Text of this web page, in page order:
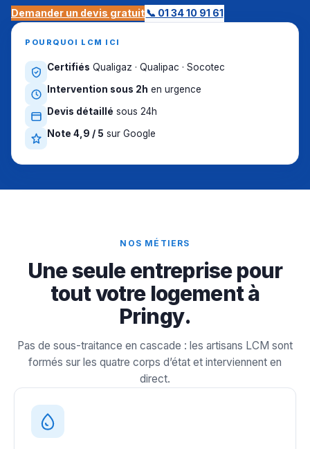
Demander un devis gratuit📞 01 34 10 91 61
POURQUOI LCM ICI
Certifiés Qualigaz · Qualipac · Socotec
Intervention sous 2h en urgence
Devis détaillé sous 24h
Note 4,9 / 5 sur Google
NOS MÉTIERS
Une seule entreprise pour
tout votre logement à
Pringy.
Pas de sous-traitance en cascade : les artisans LCM sont
formés sur les quatre corps d’état et interviennent en
direct.